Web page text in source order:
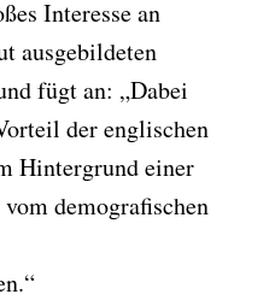
Interesse an
ausgebildeten
fügt an: „Dabei
der englischen
Hintergrund einer
demografischen